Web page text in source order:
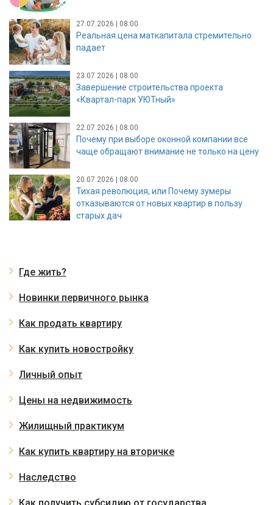
27.07.2026 | 08:00
Реальная цена маткапитала стремительно
падает
23.07.2026 | 08:00
Завершение строительства проекта
«Квартал-парк УЮТный»
22.07.2026 | 08:00
Почему при выборе оконной компании все
чаще обращают внимание не только на цену
20.07.2026 | 08:00
Тихая революция, или Почему зумеры
отказываются от новых квартир в пользу
старых дач
Где жить?
Новинки первичного рынка
Как продать квартиру
Как купить новостройку
Личный опыт
Цены на недвижимость
Жилищный практикум
Как купить квартиру на вторичке
Наследство